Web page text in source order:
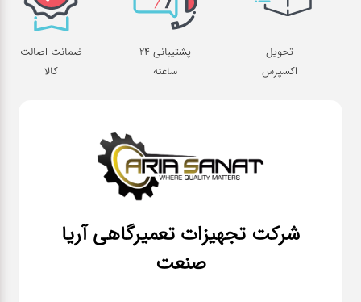
تحویل
اکسپرس
پشتیبانی 24
ساعته
ضمانت اصالت
کالا
شرکت تجهیزات تعمیرگاهی آریا
صنعت